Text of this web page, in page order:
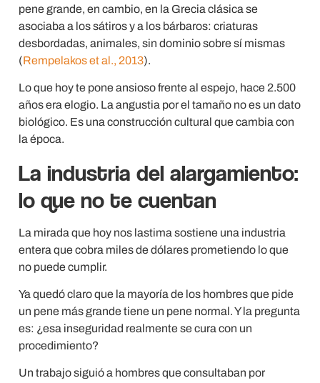
pene grande, en cambio, en la Grecia clásica se
asociaba a los sátiros y a los bárbaros: criaturas
desbordadas, animales, sin dominio sobre sí mismas
(Rempelakos et al., 2013).
Lo que hoy te pone ansioso frente al espejo, hace 2.500
años era elogio. La angustia por el tamaño no es un dato
biológico. Es una construcción cultural que cambia con
la época.
La industria del alargamiento:
lo que no te cuentan
La mirada que hoy nos lastima sostiene una industria
entera que cobra miles de dólares prometiendo lo que
no puede cumplir.
Ya quedó claro que la mayoría de los hombres que pide
un pene más grande tiene un pene normal. Y la pregunta
es: ¿esa inseguridad realmente se cura con un
procedimiento?
Un trabajo siguió a hombres que consultaban por